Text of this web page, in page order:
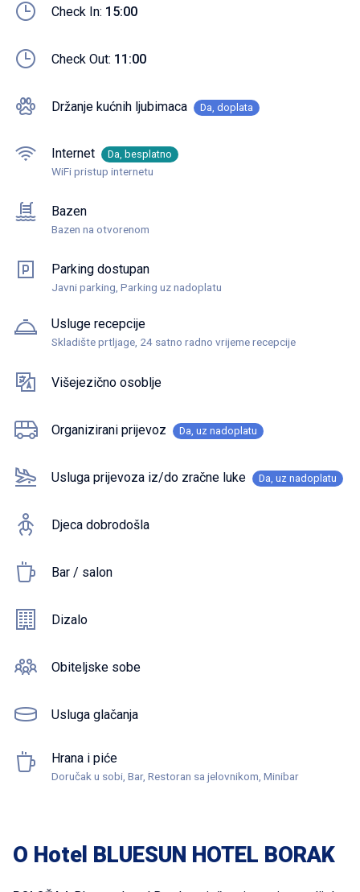
Check In: 15:00
Check Out: 11:00
Držanje kućnih ljubimaca Da, doplata
Internet Da, besplatno
WiFi pristup internetu
Bazen
Bazen na otvorenom
Parking dostupan
Javni parking, Parking uz nadoplatu
Usluge recepcije
Skladište prtljage, 24 satno radno vrijeme recepcije
Višejezično osoblje
Organizirani prijevoz Da, uz nadoplatu
Usluga prijevoza iz/do zračne luke Da, uz nadoplatu
Djeca dobrodošla
Bar / salon
Dizalo
Obiteljske sobe
Usluga glačanja
Hrana i piće
Doručak u sobi, Bar, Restoran sa jelovnikom, Minibar
O Hotel BLUESUN HOTEL BORAK